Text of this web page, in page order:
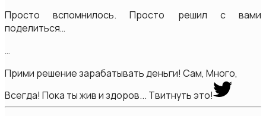
Просто вспомнилось. Просто решил с вами
поделиться…
…
Прими решение зарабатывать деньги! Сам, Много,
Всегда! Пока ты жив и здоров... Твитнуть это!